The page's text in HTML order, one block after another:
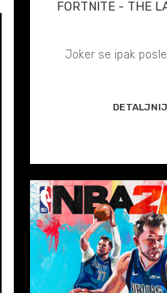
FORTNITE - THE
Joker se ipak